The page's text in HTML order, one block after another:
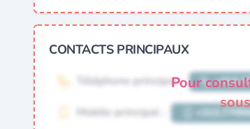
CONTACTS PRINCIPAUX
Pour